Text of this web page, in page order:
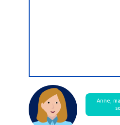
Anne,